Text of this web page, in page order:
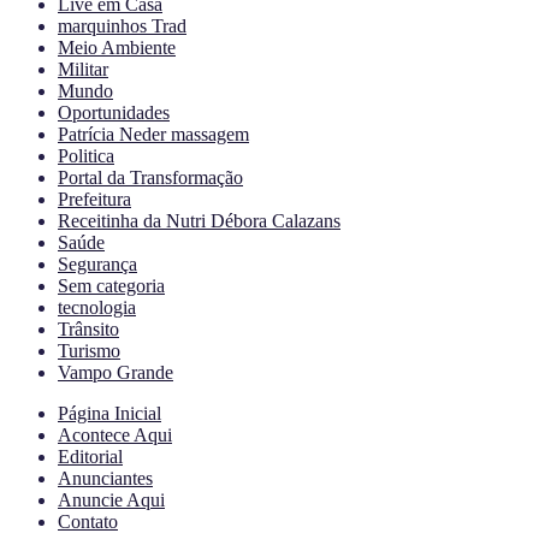
Live em Casa
marquinhos Trad
Meio Ambiente
Militar
Mundo
Oportunidades
Patrícia Neder massagem
Politica
Portal da Transformação
Prefeitura
Receitinha da Nutri Débora Calazans
Saúde
Segurança
Sem categoria
tecnologia
Trânsito
Turismo
Vampo Grande
Página Inicial
Acontece Aqui
Editorial
Anunciantes
Anuncie Aqui
Contato